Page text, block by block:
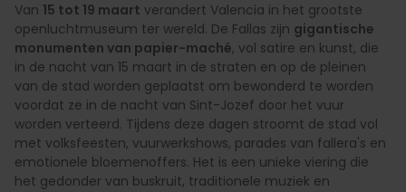
Van 15 tot 19 maart verandert Valencia in het grootste
openluchtmuseum ter wereld. De Fallas zijn gigantische
monumenten van papier-maché, vol satire en kunst, die
in de nacht van 15 maart in de straten en op de pleinen
van de stad worden geplaatst om bewonderd te worden
voordat ze in de nacht van Sint-Jozef door het vuur
worden verteerd. Tijdens deze dagen stroomt de stad vol
met volksfeesten, vuurwerkshows, parades van fallera's en
emotionele bloemenoffers. Het is een unieke viering die
het gedonder van buskruit, traditionele muziek en